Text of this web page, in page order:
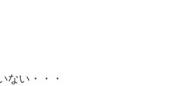
ない・・・